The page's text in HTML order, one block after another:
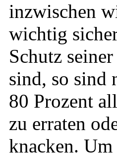
inzwischen
wichtig
Schutz
sind, so sind
80 Prozent
zu erraten
knacken. Um